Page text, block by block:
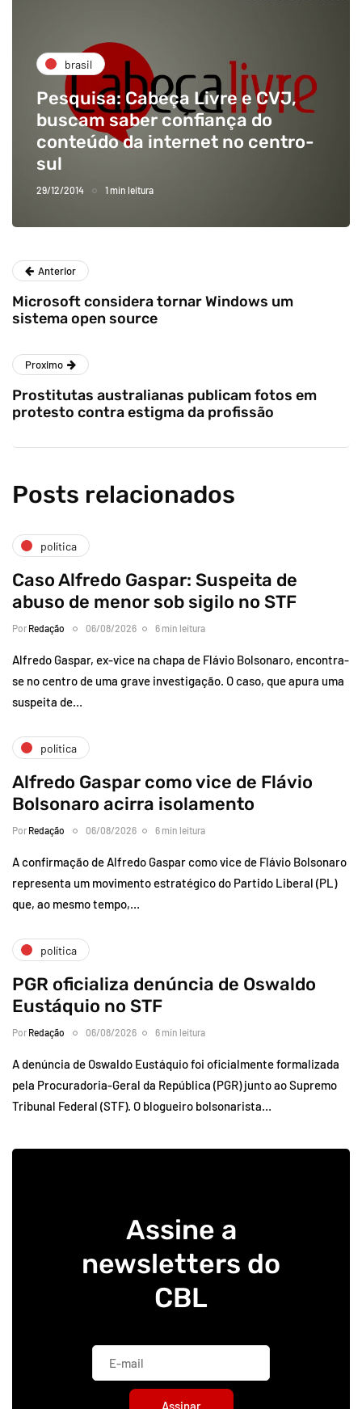
brasil
Pesquisa: Cabeça Livre e CVJ,
buscam saber confiança do
conteúdo da internet no centro-
sul
29/12/2014 1 min leitura
Anterior
Microsoft considera tornar Windows um
sistema open source
Proximo
Prostitutas australianas publicam fotos em
protesto contra estigma da profissão
Posts relacionados
política
Caso Alfredo Gaspar: Suspeita de
abuso de menor sob sigilo no STF
Por Redação 06/08/2026 6 min leitura
Alfredo Gaspar, ex-vice na chapa de Flávio Bolsonaro, encontra-
se no centro de uma grave investigação. O caso, que apura uma
suspeita de…
política
Alfredo Gaspar como vice de Flávio
Bolsonaro acirra isolamento
Por Redação 06/08/2026 6 min leitura
A confirmação de Alfredo Gaspar como vice de Flávio Bolsonaro
representa um movimento estratégico do Partido Liberal (PL)
que, ao mesmo tempo,…
política
PGR oficializa denúncia de Oswaldo
Eustáquio no STF
Por Redação 06/08/2026 6 min leitura
A denúncia de Oswaldo Eustáquio foi oficialmente formalizada
pela Procuradoria-Geral da República (PGR) junto ao Supremo
Tribunal Federal (STF). O blogueiro bolsonarista…
Assine a
newsletters do
CBL
Assinar